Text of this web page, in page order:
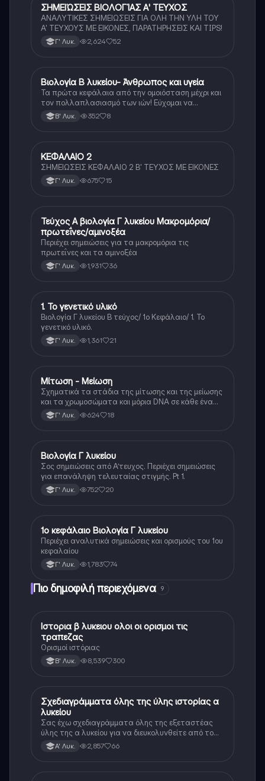
Βιολογία
ΣΗΜΕΙΏΣΕΙΣ ΒΙΟΛΟΓΊΑΣ Α' ΤΕΥΧΟΣ
ΑΝΑΛΥΤΙΚΕΣ ΣΗΜΕΙΩΣΕΙΣ ΓΙΑ ΟΛΗ ΤΗΝ ΥΛΗ ΤΟΥ
Α' ΤΕΥΧΟΥΣ ΜΕ ΕΙΚΟΝΕΣ, ΠΑΡΑΤΗΡΗΣΕΙΣ ΚΑΙ TIPS!
Γ' Λυκ. 2,624 52
Βιολογία
Βιολογία Β λυκείου- Άνθρωπος και υγεία
Τα πρώτα κεφάλαια από την ομοιόσταση μέχρι και
τον πολλαπλασιασμό των ιών! Εύχομαι να
βοηθήσουν
Β' Λυκ. 352 8
Βιολογία
ΚΕΦΑΛΑΙΟ 2
ΣΗΜΕΙΩΣΕΙΣ ΚΕΦΑΛΑΙΟ 2 Β' ΤΕΥΧΟΣ ΜΕ ΕΙΚΟΝΕΣ
Γ' Λυκ. 675 15
Βιολογία (Θετ.)
Τεύχος Α βιολογία Γ λυκείου Μακρομόρια/
πρωτεΐνες/αμινοξέα
Περιέχει σημειώσεις για τα μακρομόρια τις
πρωτεΐνες και τα αμινοξέα
Γ' Λυκ. 1,931 36
Βιολογία
1. Το γενετικό υλικό
Βιολογία Γ λυκείου Β τεύχος/ 1ο Κεφάλαιο/ 1. Το
γενετικό υλικό.
Γ' Λυκ. 1,361 21
Βιολογία (Θετ.)
Μίτωση - Μείωση
Σχηματικά τα στάδια της μίτωσης και της μείωσης
και τα χρωμοσώματα και μόρια DNA σε κάθε ένα
από αυτά
Γ' Λυκ. 624 18
Βιολογία (Θετ.)
Βιολογία Γ λυκείου
Σος σημειώσεις από Α’τευχος. Περιέχει σημειώσεις
για επανάληψη τελευταίας στιγμής. Pt 1.
Γ' Λυκ. 752 20
Βιολογία (Θετ.)
1ο κεφάλαιο Βιολογία Γ λυκείου
Περιέχει αναλυτικά σημειώσεις και ορισμούς του 1ου
κεφαλαίου
Γ' Λυκ. 1,783 74
Πιο δημοφιλή περιεχόμενα 9
Ιστορία
Ιστορια β λυκειου ολοι οι ορισμοι τις
τραπεζας
Ορισμοί ιστόριας
Β' Λυκ. 8,539 300
Ιστορία
Σχεδιαγράμματα όλης της ύλης ιστορίας α
λυκείου
Σας έχω σχεδιαγράμματα όλης της εξεταστέας
ύλης της α λυκείου για να διευκολυνθείτε από το
τεράστιο βάρος του βιβλίου
Α' Λυκ. 2,857 66